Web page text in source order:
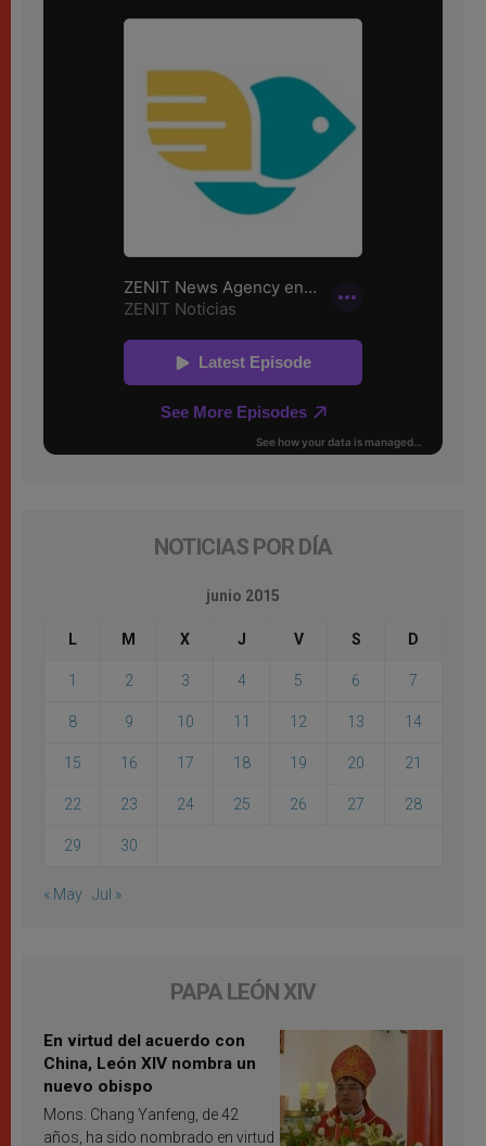
NOTICIAS POR DÍA
junio 2015
L M X J V S D
1 2 3 4 5 6 7
8 9 10 11 12 13 14
15 16 17 18 19 20 21
22 23 24 25 26 27 28
29 30
« May Jul »
PAPA LEÓN XIV
En virtud del acuerdo con
China, León XIV nombra un
nuevo obispo
Mons. Chang Yanfeng, de 42
años, ha sido nombrado en virtud